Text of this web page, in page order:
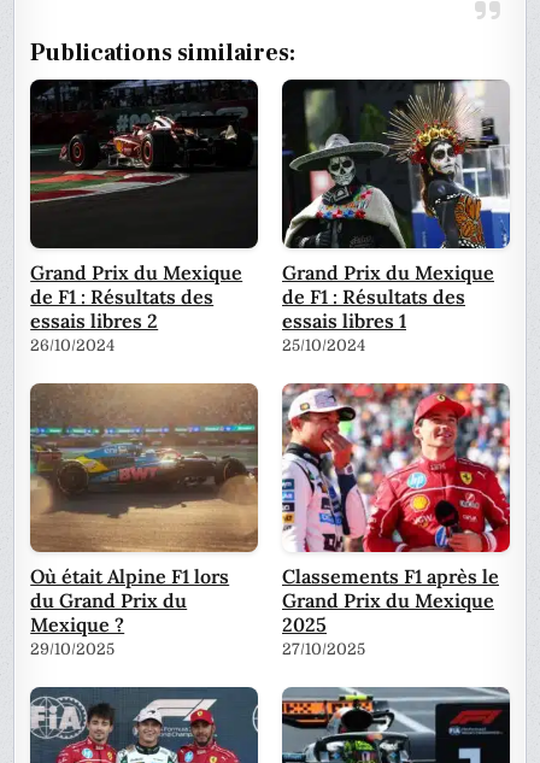
Publications similaires:
Grand Prix du Mexique
de F1 : Résultats des
essais libres 2
26/10/2024
Grand Prix du Mexique
de F1 : Résultats des
essais libres 1
25/10/2024
Où était Alpine F1 lors
du Grand Prix du
Mexique ?
29/10/2025
Classements F1 après le
Grand Prix du Mexique
2025
27/10/2025